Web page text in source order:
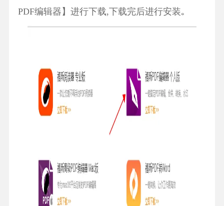
PDF编辑器】进行下载,下载完后进行安装｡